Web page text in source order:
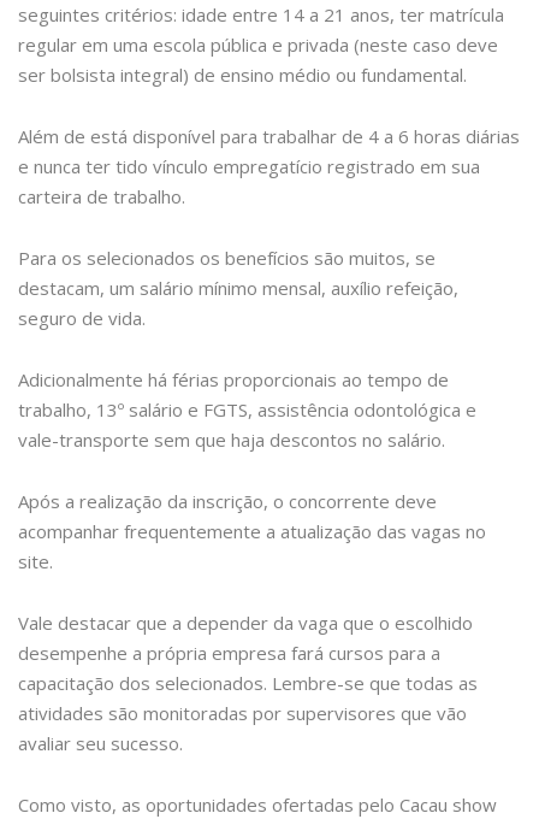
seguintes critérios: idade entre 14 a 21 anos, ter matrícula
regular em uma escola pública e privada (neste caso deve
ser bolsista integral) de ensino médio ou fundamental.
Além de está disponível para trabalhar de 4 a 6 horas diárias
e nunca ter tido vínculo empregatício registrado em sua
carteira de trabalho.
Para os selecionados os benefícios são muitos, se
destacam, um salário mínimo mensal, auxílio refeição,
seguro de vida.
Adicionalmente há férias proporcionais ao tempo de
trabalho, 13º salário e FGTS, assistência odontológica e
vale-transporte sem que haja descontos no salário.
Após a realização da inscrição, o concorrente deve
acompanhar frequentemente a atualização das vagas no
site.
Vale destacar que a depender da vaga que o escolhido
desempenhe a própria empresa fará cursos para a
capacitação dos selecionados. Lembre-se que todas as
atividades são monitoradas por supervisores que vão
avaliar seu sucesso.
Como visto, as oportunidades ofertadas pelo Cacau show